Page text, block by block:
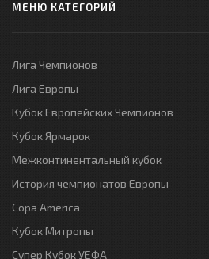
МЕНЮ КАТЕГОРИЙ
Лига Чемпионов
Лига Европы
Кубок Европейских Чемпионов
Кубок Ярмарок
Межконтинентальный кубок
История чемпионатов Европы
Copa America
Кубок Митропы
Супер Кубок УЕФА